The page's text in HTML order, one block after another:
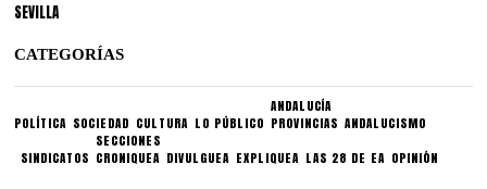
SEVILLA
CATEGORÍAS
POLÍTICA SOCIEDAD CULTURA LO PÚBLICO
ANDALUCÍA
PROVINCIAS ANDALUCISMO
SINDICATOS
SECCIONES
CRONIQUEA DIVULGUEA EXPLIQUEA LAS 28 DE EA OPINIÓN